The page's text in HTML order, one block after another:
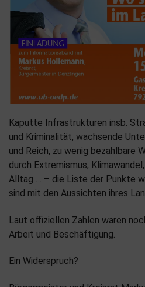
Kaputte Infrastrukturen insb.
und Kriminalität, wachsende
und Reich, zu wenig bezahlbare
durch Extremismus,
Alltag … – die Liste der Punkte
sind mit den Aussichten ihres
Laut offiziellen Zahlen waren
Arbeit und Beschäftigung.
Ein Widerspruch?